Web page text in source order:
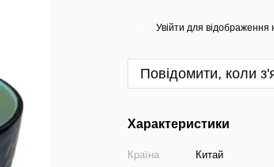
Увійти для відображення
Повідомити, коли
Характеристики
Країна
Китай